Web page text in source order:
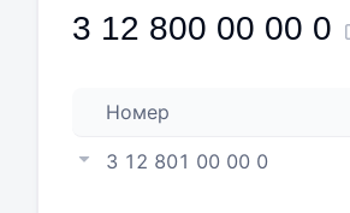
3 12 800 00 00 0
Номер
3 12 801 00 00 0